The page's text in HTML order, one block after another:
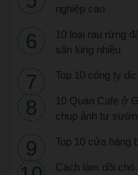
nghiệp cao
10 loại rau rừng
săn lùng nhiều
Top 10 công ty
10 Quán Cafe ở
chụp ảnh tự
Top 10 cửa hàng
Cách làm dồi